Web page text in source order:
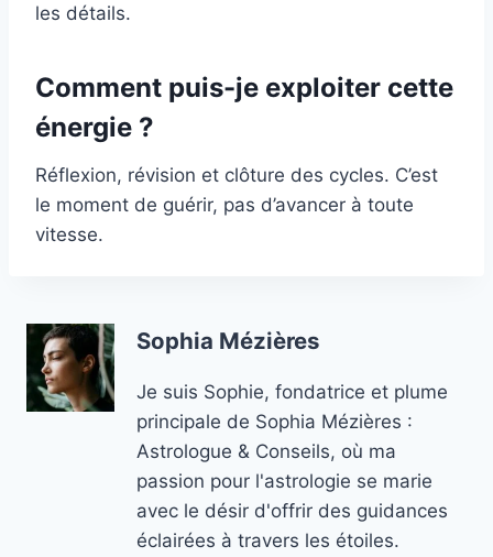
les détails.
Comment puis-je exploiter cette
énergie ?
Réflexion, révision et clôture des cycles. C’est
le moment de guérir, pas d’avancer à toute
vitesse.
Sophia Mézières
Je suis Sophie, fondatrice et plume
principale de Sophia Mézières :
Astrologue & Conseils, où ma
passion pour l'astrologie se marie
avec le désir d'offrir des guidances
éclairées à travers les étoiles.